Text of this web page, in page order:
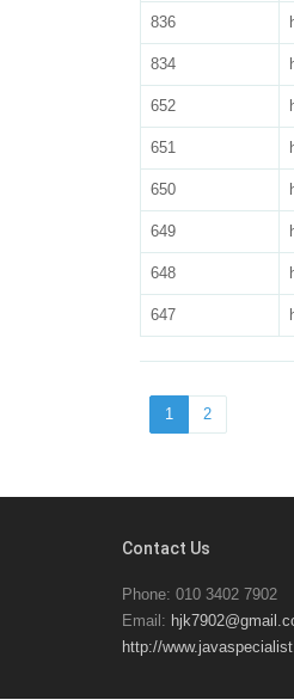
836
834
652
651
650
649
648
647
1 2
Contact Us
Phone: 010 3402 7902
Email:
http://